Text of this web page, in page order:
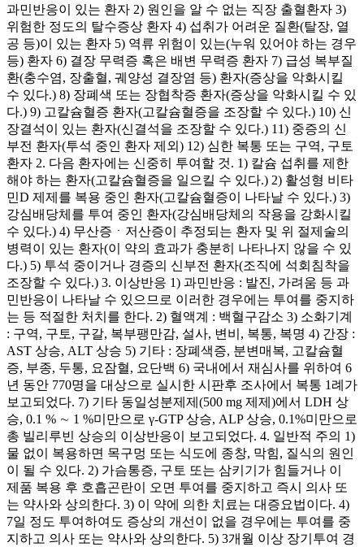
과민반응이 있는 환자 2) 원인을 알 수 없는 직장 출혈환자 3)
위험한 정도의 탈수증상 환자 4) 섭취가 어려운 질환(탈장, 열
공 등)이 있는 환자 5) 역류 위험이 있는(누워 있어야 하는 경우
등) 환자 6) 결장 무력증 혹은 배변 무력증 환자 7) 급성 복부질
환(충수염, 장출혈, 궤양성 결장염 등) 환자(증상을 악화시킬
수 있다.) 8) 장폐색 또는 장협착증 환자(증상을 악화시킬 수 있
다.) 9) 고칼슘혈증 환자(고칼슘혈증을 조장할 수 있다.) 10) 신
장결석이 있는 환자(신결석을 조장할 수 있다.) 11) 중증의 신
부전 환자(투석 중인 환자 제외) 12) 심한 복통 또는 구역, 구토
환자 2. 다음 환자에는 신중히 투여할 것. 1) 칼슘 섭취를 제한
해야 하는 환자(고칼슘혈증을 일으킬 수 있다.) 2) 활성형 비타
민D 제제를 복용 중인 환자(고칼슘혈증이 나타날 수 있다.) 3)
강심배당체를 투여 중인 환자(강심배당체의 작용을 강화시킬
수 있다.) 4) 무산증ㆍ저산증이 추정되는 환자 및 위 절제술의
병력이 있는 환자(이 약의 효과가 충분히 나타나지 않을 수 있
다.) 5) 투석 중이거나 경증의 신부전 환자(조직에 석회침착을
조장할 수 있다.) 3. 이상반응 1) 과민반응 : 발진, 가려움 등 과
민반응이 나타날 수 있으므로 이러한 경우에는 투여를 중지하
는 등 적절한 처치를 한다. 2) 혈액계 : 백혈구감소 3) 소화기계
: 구역, 구토, 구갈, 복부팽만감, 설사, 변비, 복통, 복명 4) 간장 :
AST 상승, ALT 상승 5) 기타 : 장폐색증, 분변매복, 고칼슘혈
증, 부종, 두통, 요잠혈, 요단백 6) 국내에서 재심사를 위하여 6
년 동안 770명을 대상으로 실시한 시판후 조사에서 복통 1례가
보고되었다. 7) 기타 동일성분제제(500 mg 제제)에서 LDH 상
승, 0.1 % ∼ 1 %미만으로 γ-GTP 상승, ALP 상승, 0.1%미만으로
총 빌리루빈 상승의 이상반응이 보고되었다. 4. 일반적 주의 1)
물 없이 복용하면 목구멍 또는 식도에 종창, 막힘, 질식의 원인
이 될 수 있다. 2) 가슴통증, 구토 또는 삼키기가 힘들거나 이
제품 복용 후 호흡곤란이 오면 투여를 중지하고 즉시 의사 또
는 약사와 상의한다. 3) 이 약에 의한 치료는 대증요법이다. 4)
7일 정도 투여하여도 증상의 개선이 없을 경우에는 투여를 중
지하고 의사 또는 약사와 상의한다. 5) 3개월 이상 장기투여 경